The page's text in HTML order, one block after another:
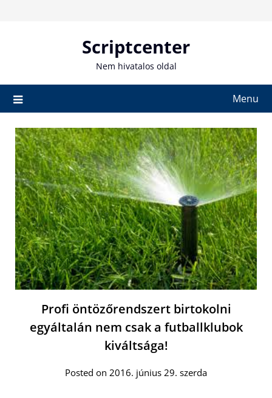
Scriptcenter
Nem hivatalos oldal
Menu
Profi öntözőrendszert birtokolni
egyáltalán nem csak a futballklubok
kiváltsága!
Posted on 2016. június 29. szerda